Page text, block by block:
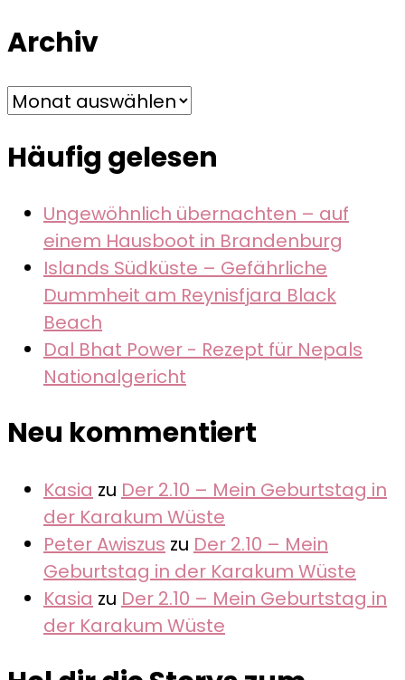
Archiv
Archiv
Häufig gelesen
Ungewöhnlich übernachten – auf
einem Hausboot in Brandenburg
Islands Südküste – Gefährliche
Dummheit am Reynisfjara Black
Beach
Dal Bhat Power - Rezept für Nepals
Nationalgericht
Neu kommentiert
Kasia zu Der 2.10 – Mein Geburtstag in
der Karakum Wüste
Peter Awiszus zu Der 2.10 – Mein
Geburtstag in der Karakum Wüste
Kasia zu Der 2.10 – Mein Geburtstag in
der Karakum Wüste